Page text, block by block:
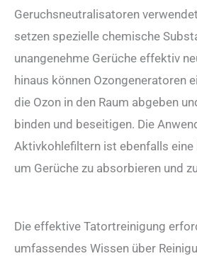
Geruchsneutralisatoren
setzen spezielle chemische
unangenehme Gerüche effektiv
hinaus können Ozongeneratoren
die Ozon in den Raum abgeben
binden und beseitigen. Die
Aktivkohlefiltern ist ebenfalls
um Gerüche zu absorbieren und
Die effektive Tatortreinigung
umfassendes Wissen über